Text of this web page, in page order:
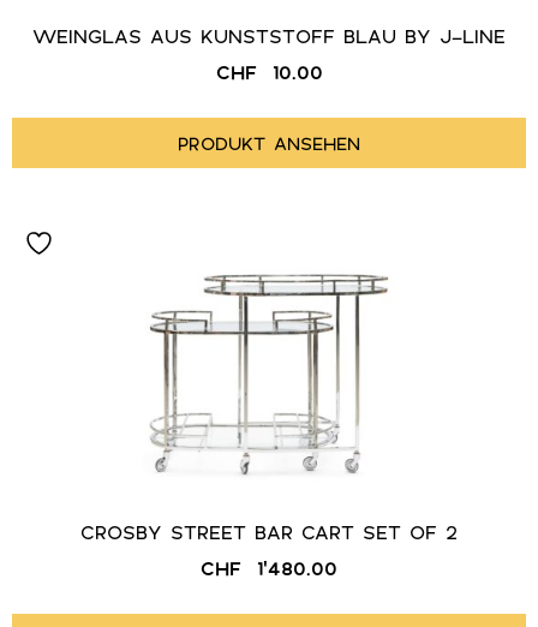
WEINGLAS AUS KUNSTSTOFF BLAU BY J-LINE
CHF
10.00
PRODUKT ANSEHEN
CROSBY STREET BAR CART SET OF 2
CHF
1'480.00